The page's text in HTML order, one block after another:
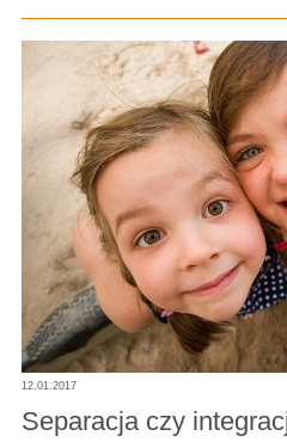
12.01.2017
Separacja czy